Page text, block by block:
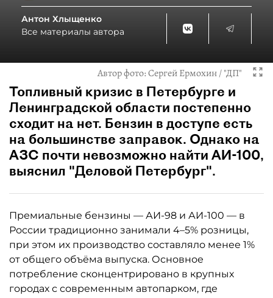
Антон Хлыщенко
Все материалы автора
Автор фото:Сергей Ермохин / "ДП"
Топливный кризис в Петербурге и
Ленинградской области постепенно
сходит на нет. Бензин в доступе есть
на большинстве заправок. Однако на
АЗС почти невозможно найти АИ-100,
выяснил "Деловой Петербург".
Премиальные бензины — АИ-98 и АИ-100 — в
России традиционно занимали 4–5% розницы,
при этом их производство составляло менее 1%
от общего объёма выпуска. Основное
потребление сконцентрировано в крупных
городах с современным автопарком, где